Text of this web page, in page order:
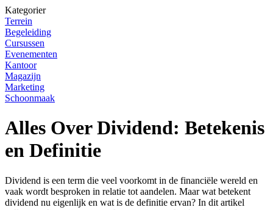
Kategorier
Terrein
Begeleiding
Cursussen
Evenementen
Kantoor
Magazijn
Marketing
Schoonmaak
Alles Over Dividend: Betekenis
en Definitie
Dividend is een term die veel voorkomt in de financiële wereld en
vaak wordt besproken in relatie tot aandelen. Maar wat betekent
dividend nu eigenlijk en wat is de definitie ervan? In dit artikel